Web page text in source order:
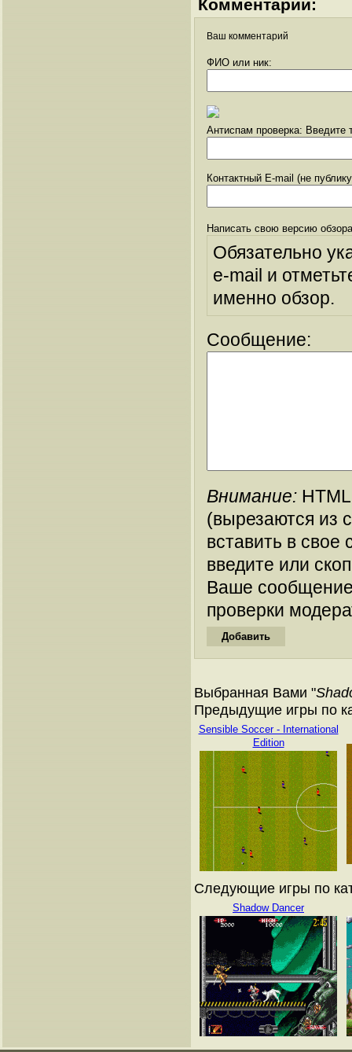
Комментарии:
Ваш комментарий
ФИО или ник:
Антиспам проверка: Введите
Контактный E-mail (не
Написать свою версию
Обязательно
e-mail и
именно обзор.
Сообщение:
Внимание:
(вырезаются из
вставить в
введите или
Ваше
проверки
Выбранная Вами "
Предыдущие игры по
Sensible Soccer - International
Edition
Следующие игры по
Shadow Dancer